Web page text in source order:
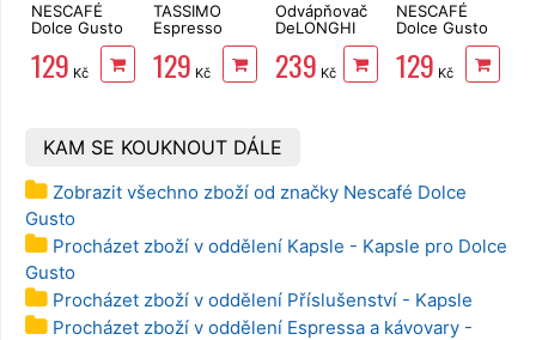
NESCAFÉ
Dolce Gusto
Caffé Grande
Intenso 16 ks
129 Kč
TASSIMO
Espresso
129 Kč
Odvápňovač
DeLONGHI
Eco Decalk
DLSC 500 pro
kávovary,
239 Kč
NESCAFÉ
Dolce Gusto
KitKat 16 ks
129 Kč
KAM SE KOUKNOUT DÁLE
Zobrazit všechno zboží od značky Nescafé Dolce
Gusto
Procházet zboží v oddělení Kapsle - Kapsle pro Dolce
Gusto
Procházet zboží v oddělení Příslušenství - Kapsle
Procházet zboží v oddělení Espressa a kávovary -